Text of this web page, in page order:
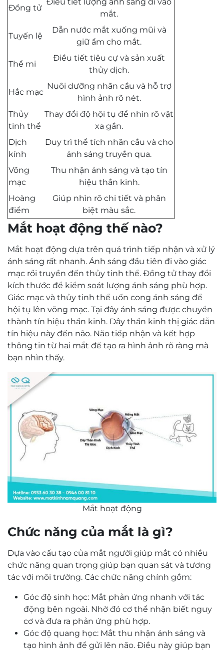
Đồng tử
mắt.
Tuyến lệ
Dẫn nước mắt xuống mũi và
giữ ẩm cho mắt.
Thể mi
Điều tiết tiêu cự và sản xuất
thủy dịch.
Hắc mạc
Nuôi dưỡng nhãn cầu và hỗ trợ
hình ảnh rõ nét.
Thủy
tinh thể
Thay đổi độ hội tụ để nhìn rõ vật
xa gần.
Dịch
kính
Duy trì thể tích nhãn cầu và cho
ánh sáng truyền qua.
Võng
mạc
Thu nhận ánh sáng và tạo tín
hiệu thần kinh.
Hoàng
điểm
Giúp nhìn rõ chi tiết và phân
biệt màu sắc.
Mắt hoạt động thế nào?
Mắt hoạt động dựa trên quá trình tiếp nhận và xử lý
ánh sáng rất nhanh. Ánh sáng đầu tiên đi vào giác
mạc rồi truyền đến thủy tinh thể. Đồng tử thay đổi
kích thước để kiểm soát lượng ánh sáng phù hợp.
Giác mạc và thủy tinh thể uốn cong ánh sáng để
hội tụ lên võng mạc. Tại đây ánh sáng được chuyển
thành tín hiệu thần kinh. Dây thần kinh thị giác dẫn
tín hiệu này đến não. Não tiếp nhận và kết hợp
thông tin từ hai mắt để tạo ra hình ảnh rõ ràng mà
bạn nhìn thấy.
Mắt hoạt động
Chức năng của mắt là gì?
Dựa vào cấu tạo của mắt người giúp mắt có nhiều
chức năng quan trọng giúp bạn quan sát và tương
tác với môi trường. Các chức năng chính gồm:
Góc độ sinh học: Mắt phản ứng nhanh với tác
động bên ngoài. Nhờ đó cơ thể nhận biết nguy
cơ và đưa ra phản ứng phù hợp.
Góc độ quang học: Mắt thu nhận ánh sáng và
tạo hình ảnh để gửi lên não. Điều này giúp bạn